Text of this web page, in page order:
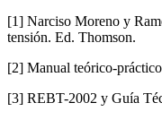
[1] Narciso Moreno y
tensión. Ed. Thomson.
[2] Manual teórico-
[3] REBT-2002 y Guía